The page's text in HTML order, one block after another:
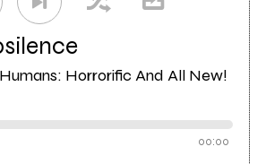
Horrorific And All New!
00:00